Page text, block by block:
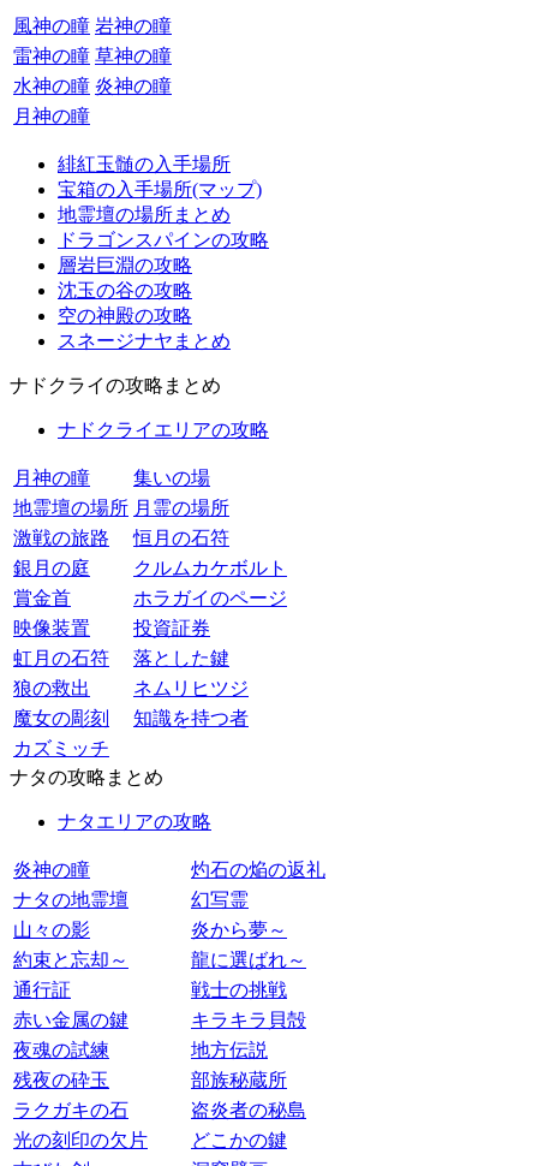
風神の瞳 岩神の瞳
雷神の瞳 草神の瞳
水神の瞳 炎神の瞳
月神の瞳
緋紅玉髄の入手場所
宝箱の入手場所(マップ)
地霊壇の場所まとめ
ドラゴンスパインの攻略
層岩巨淵の攻略
沈玉の谷の攻略
空の神殿の攻略
スネージナヤまとめ
ナドクライの攻略まとめ
ナドクライエリアの攻略
月神の瞳
集いの場
地霊壇の場所 月霊の場所
激戦の旅路
恒月の石符
銀月の庭
クルムカケボルト
賞金首
ホラガイのページ
映像装置
投資証券
虹月の石符
落とした鍵
狼の救出
ネムリヒツジ
魔女の彫刻
知識を持つ者
カズミッチ
ナタの攻略まとめ
ナタエリアの攻略
炎神の瞳
灼石の焔の返礼
ナタの地霊壇
幻写霊
山々の影
炎から夢～
約束と忘却～
龍に選ばれ～
通行証
戦士の挑戦
赤い金属の鍵
キラキラ貝殻
夜魂の試練
地方伝説
残夜の砕玉
部族秘蔵所
ラクガキの石
盗炎者の秘島
光の刻印の欠片
どこかの鍵